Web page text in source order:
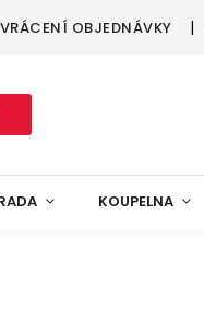
VRÁCENÍ OBJEDNÁVKY
KOUPELNA